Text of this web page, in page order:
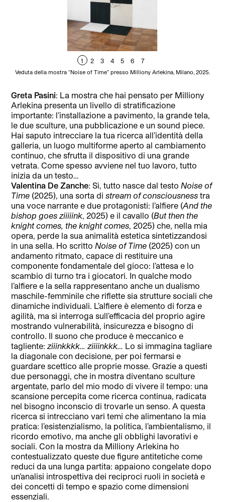
1 2 3 4 5 6 7
Veduta della mostra “Noise of Time” presso Milliony Arlekina, Milano, 2025.
Greta Pasini: La mostra che hai pensato per Milliony
Arlekina presenta un livello di stratificazione
importante: l’installazione a pavimento, la grande tela,
le due sculture, una pubblicazione e un sound piece.
Hai saputo intrecciare la tua ricerca all’identità della
galleria, un luogo multiforme aperto al cambiamento
continuo, che sfrutta il dispositivo di una grande
vetrata. Come spesso avviene nel tuo lavoro, tutto
inizia da un testo…
Valentina De Zanche: Sì, tutto nasce dal testoNoise of
Time (2025), una sorta distream of consciousness tra
una voce narrante e due protagonisti: l’alfiere (And the
bishop goes ziiiiink, 2025) e il cavallo (But then the
knight comes, the knight comes, 2025) che, nella mia
opera, perde la sua animalità estetica sintetizzandosi
in una sella. Ho scrittoNoise of Time (2025) con un
andamento ritmato, capace di restituire una
componente fondamentale del gioco: l’attesa e lo
scambio di turno tra i giocatori. In qualche modo
l’alfiere e la sella rappresentano anche un dualismo
maschile-femminile che riflette sia strutture sociali che
dinamiche individuali. L’alfiere è elemento di forza e
agilità, ma si interroga sull’efficacia del proprio agire
mostrando vulnerabilità, insicurezza e bisogno di
controllo. Il suono che produce è meccanico e
tagliente:ziiinkkkk… ziiiinkkk… Lo si immagina tagliare
la diagonale con decisione, per poi fermarsi e
guardare scettico alle proprie mosse. Grazie a questi
due personaggi, che in mostra diventano sculture
argentate, parlo del mio modo di vivere il tempo: una
scansione percepita come ricerca continua, radicata
nel bisogno inconscio di trovarle un senso. A questa
ricerca si intrecciano vari temi che alimentano la mia
pratica: l’esistenzialismo, la politica, l’ambientalismo, il
ricordo emotivo, ma anche gli obblighi lavorativi e
sociali. Con la mostra da Milliony Arlekina ho
contestualizzato queste due figure antitetiche come
reduci da una lunga partita: appaiono congelate dopo
un’analisi introspettiva dei reciproci ruoli in società e
dei concetti di tempo e spazio come dimensioni
essenziali.